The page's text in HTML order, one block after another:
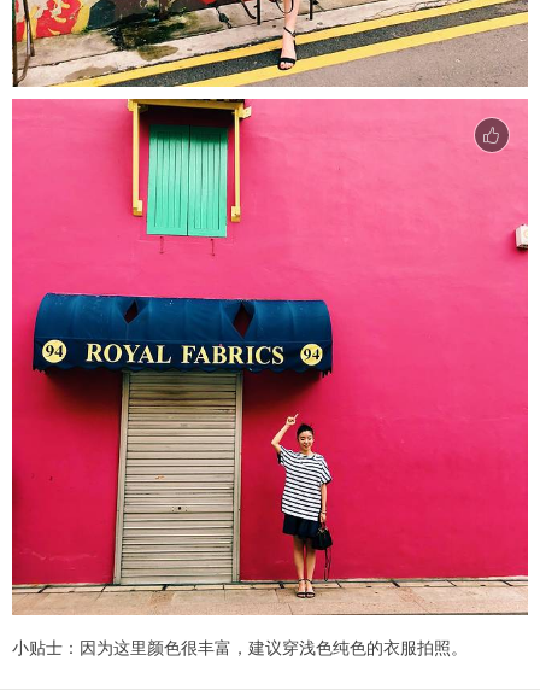
小贴士：因为这里颜色很丰富，建议穿浅色纯色的衣服拍照。